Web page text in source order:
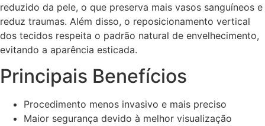
reduzido da pele, o que preserva mais vasos sanguíneos e
reduz traumas. Além disso, o reposicionamento vertical
dos tecidos respeita o padrão natural de envelhecimento,
evitando a aparência esticada.
Principais Benefícios
Procedimento menos invasivo e mais preciso
Maior segurança devido à melhor visualização